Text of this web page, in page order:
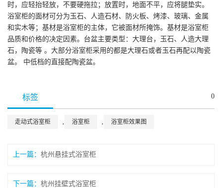
时，应轻抬轻放，不要硬拖拉；放置时，地面不平，应将腿垫实。
浴室柜的面材可分为玉石、人造石材、防火板、烤漆、玻璃、金属
和实木等；基材是浴室柜的主体，它被面材所掩饰。基材是浴室柜
品质和价格的决定因素。台盆主要类型：大理台，玉石、人造大理
石，陶瓷等 。大部分浴室柜采用的都是大理石或者玉石再配以陶瓷
盆。 中低档的直接配陶瓷盆。
标签 0
走动式浴室柜 浴室柜 浴室柜效果图
上一篇： 杭州悬挂式浴室柜
下一篇： 杭州挂壁式浴室柜